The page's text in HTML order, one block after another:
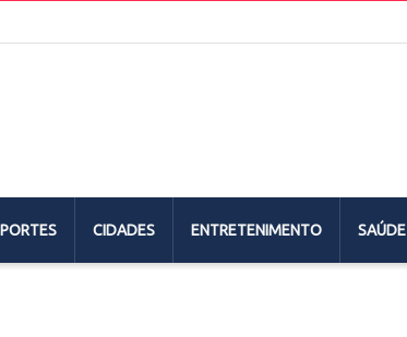
CIDADES ENTRETENIMENTO SAÚDE